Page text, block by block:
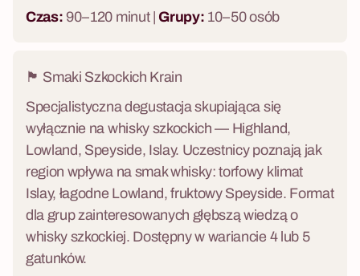
Czas: 90–120 minut | Grupy: 10–50 osób
🏴󠁧󠁢󠁳󠁣󠁴󠁿 Smaki Szkockich Krain
Specjalistyczna degustacja skupiająca się
wyłącznie na whisky szkockich — Highland,
Lowland, Speyside, Islay. Uczestnicy poznają jak
region wpływa na smak whisky: torfowy klimat
Islay, łagodne Lowland, fruktowy Speyside. Format
dla grup zainteresowanych głębszą wiedzą o
whisky szkockiej. Dostępny w wariancie 4 lub 5
gatunków.